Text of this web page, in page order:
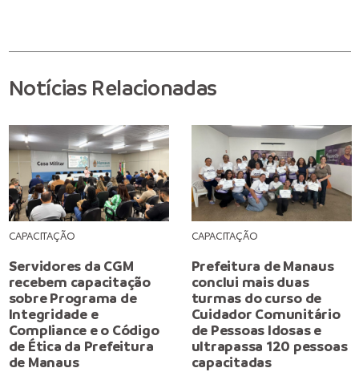
Notícias Relacionadas
CAPACITAÇÃO
Servidores da CGM
recebem capacitação
sobre Programa de
Integridade e
Compliance e o Código
de Ética da Prefeitura
de Manaus
CAPACITAÇÃO
Prefeitura de Manaus
conclui mais duas
turmas do curso de
Cuidador Comunitário
de Pessoas Idosas e
ultrapassa 120 pessoas
capacitadas